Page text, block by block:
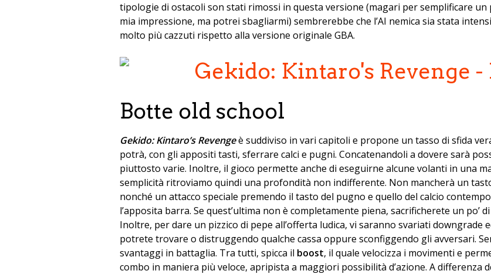
tipologie di ostacoli son stati rimossi in questa versione (magari per semplificare un
mia impressione, ma potrei sbagliarmi) sembrerebbe che l’AI nemica sia stata
molto più cazzuti rispetto alla versione originale GBA.
Botte old school
Gekido: Kintaro’s Revengeè suddiviso in vari capitoli e propone un tasso di sfida
potrà, con gli appositi tasti, sferrare calci e pugni. Concatenandoli a dovere sarà
piuttosto varie. Inoltre, il gioco permette anche di eseguirne alcune volanti in una
semplicità ritroviamo quindi una profondità non indifferente. Non mancherà un
nonché un attacco speciale premendo il tasto del pugno e quello del calcio
l’apposita barra. Se quest’ultima non è completamente piena, sacrificherete un po’
Inoltre, per dare un pizzico di pepe all’offerta ludica, vi saranno svariati downgrade
potrete trovare o distruggendo qualche cassa oppure sconfiggendo gli avversari.
svantaggi in battaglia. Tra tutti, spicca il boost, il quale velocizza i movimenti e
combo in maniera più veloce, apripista a maggiori possibilità d’azione. A differenza